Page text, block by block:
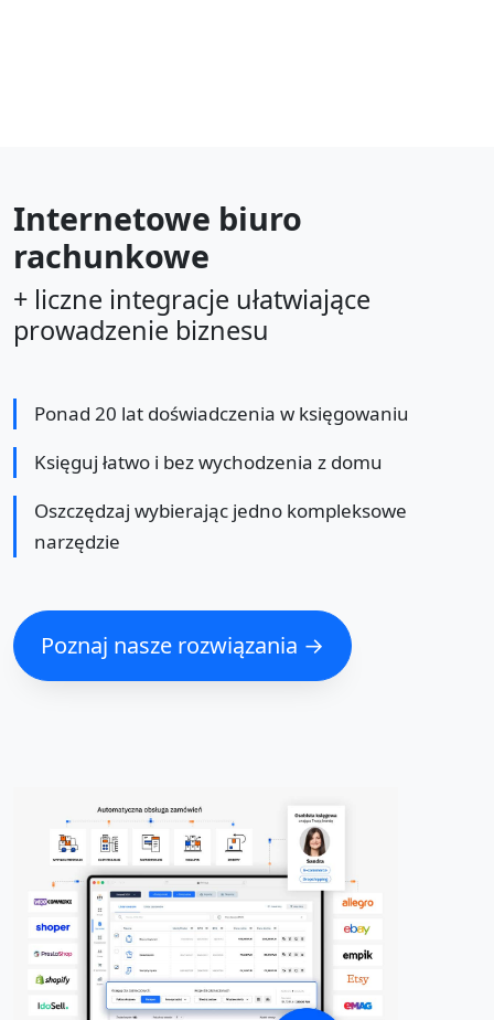
Internetowe biuro
rachunkowe
+ liczne integracje ułatwiające
prowadzenie biznesu
Ponad 20 lat doświadczenia w księgowaniu
Księguj łatwo i bez wychodzenia z domu
Oszczędzaj wybierając jedno kompleksowe
narzędzie
Poznaj nasze rozwiązania →